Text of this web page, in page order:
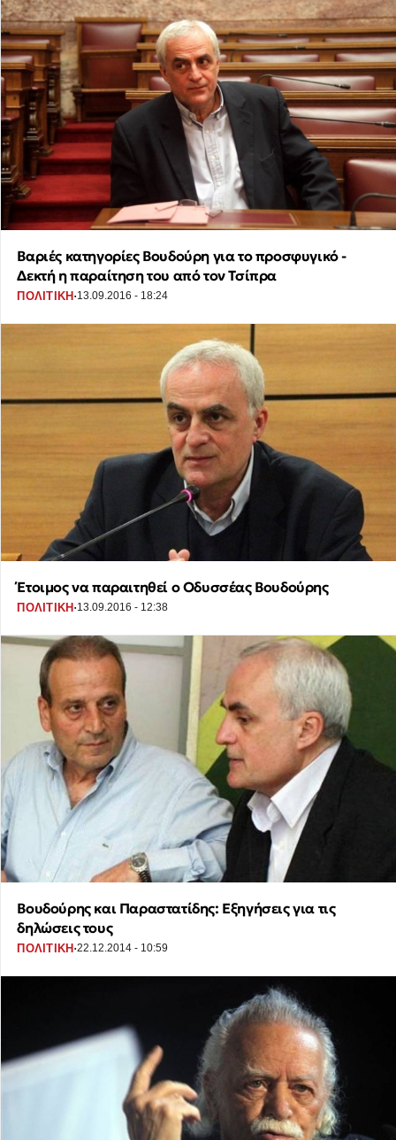
Βαριές κατηγορίες Βουδούρη για το προσφυγικό -
Δεκτή η παραίτηση του από τον Τσίπρα
ΠΟΛΙΤΙΚΗ ·13.09.2016 - 18:24
Έτοιμος να παραιτηθεί ο Οδυσσέας Βουδούρης
ΠΟΛΙΤΙΚΗ ·13.09.2016 - 12:38
Βουδούρης και Παραστατίδης: Εξηγήσεις για τις
δηλώσεις τους
ΠΟΛΙΤΙΚΗ ·22.12.2014 - 10:59